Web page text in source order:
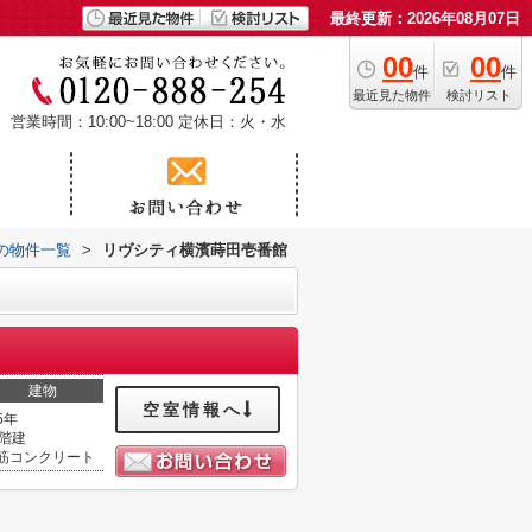
最終更新：2026年08月07日
00件
最近見た物件
00件
検討リスト
営業時間：10:00~18:00 定休日：火・水
物件一覧 > リヴシティ横濱蒔田壱番館
建物
年
建
コンクリート
空室情報へ